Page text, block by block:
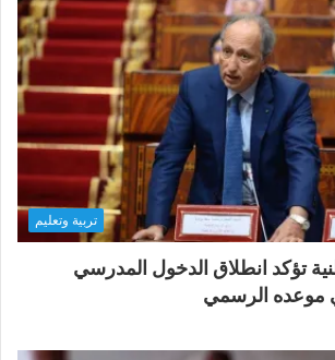
تربية وتعليم
تؤكد انطلاق الدخول المدرسي